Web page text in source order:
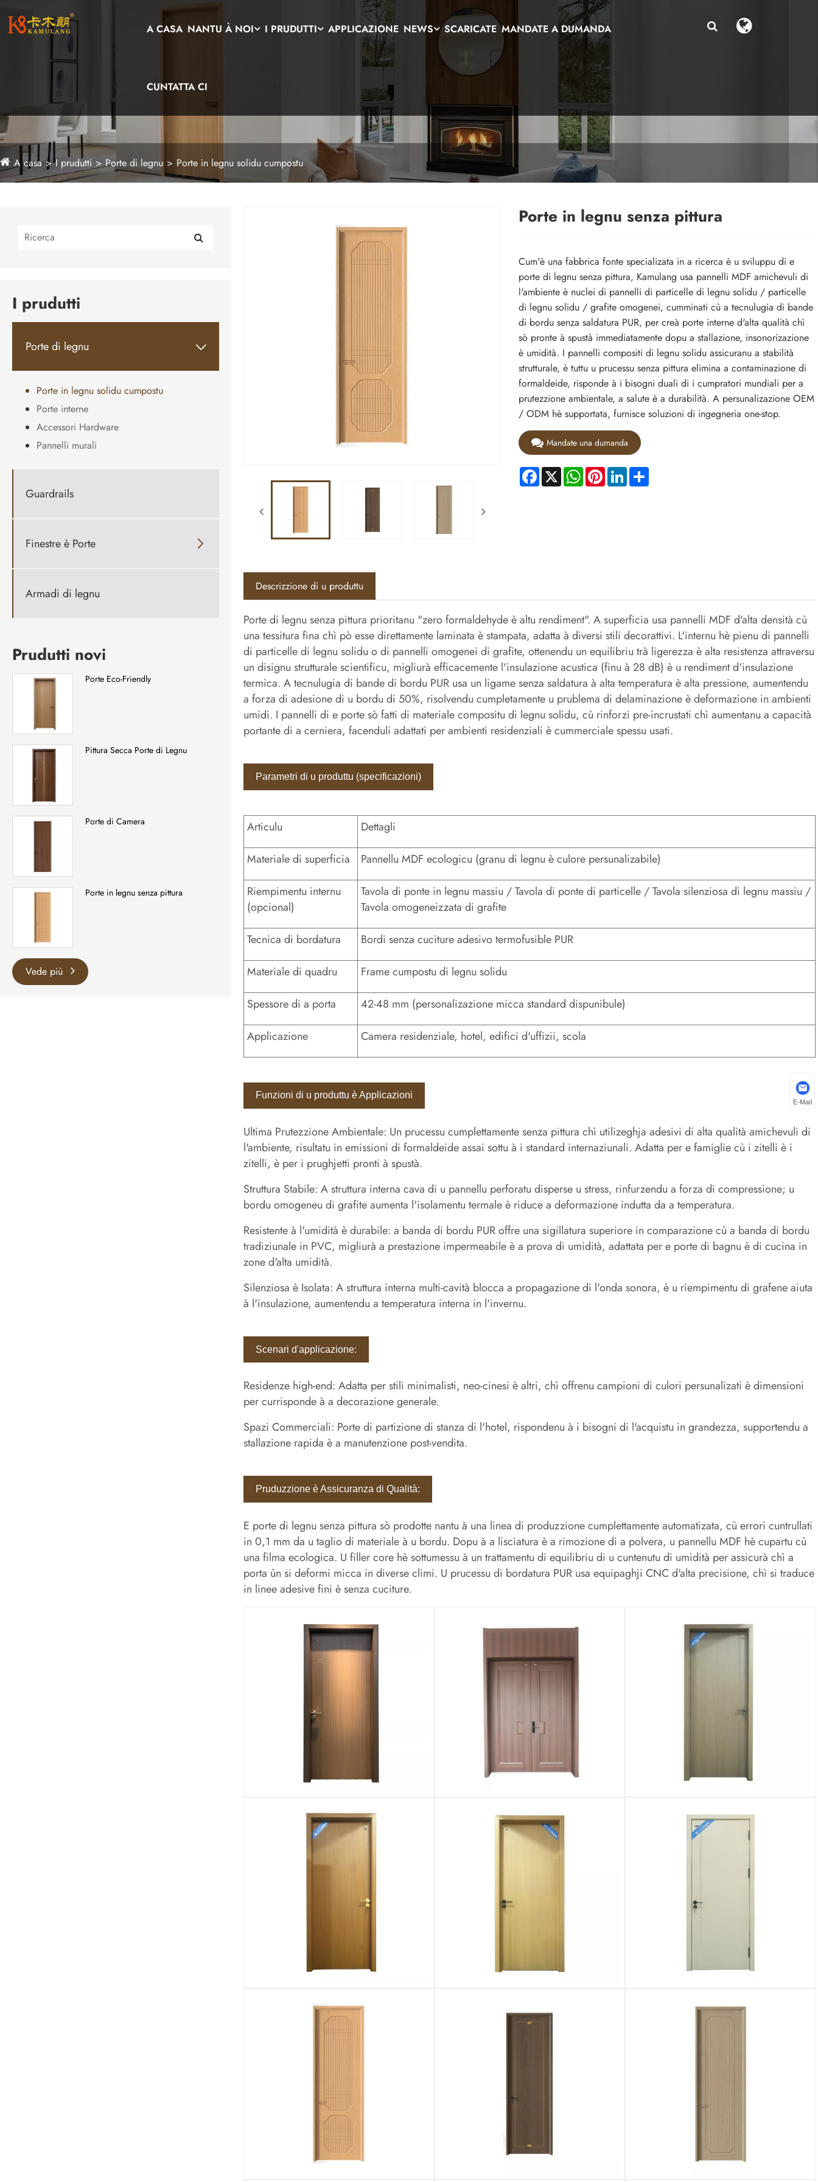
A CASA NANTU À NOI I PRUDUTTI APPLICAZIONE NEWS SCARICATE MANDATE A DUMANDA
CUNTATTA CI
A casa I prudutti Porte di legnu Porte in legnu solidu cumpostu
I prudutti
Porte di legnu 
Porte in legnu solidu cumpostu
Porte interne
Accessori Hardware
Pannelli murali
Guardrails
Finestre è Porte 
Armadi di legnu
Prudutti novi
Porte Eco-Friendly
Pittura Secca Porte di Legnu
Porte di Camera
Porte in legnu senza pittura
Vede più
Porte in legnu senza pittura
Cum'è una fabbrica fonte specializata in a ricerca è u sviluppu di e
porte di legnu senza pittura, Kamulang usa pannelli MDF amichevuli di
l'ambiente è nuclei di pannelli di particelle di legnu solidu / particelle
di legnu solidu / grafite omogenei, cumminati cù a tecnulugia di bande
di bordu senza saldatura PUR, per creà porte interne d'alta qualità chì
sò pronte à spustà immediatamente dopu a stallazione, insonorizazione
è umidità. I pannelli compositi di legnu solidu assicuranu a stabilità
strutturale, è tuttu u prucessu senza pittura elimina a contaminazione di
formaldeide, risponde à i bisogni duali di i cumpratori mundiali per a
prutezzione ambientale, a salute è a durabilità. A persunalizazione OEM
/ ODM hè supportata, furnisce soluzioni di ingegneria one-stop.
Mandate una dumanda
Facebook
X WhatsApp
PinterestLinkedInShare
Descrizzione di u produttu
Porte di legnu senza pittura prioritanu "zero formaldehyde è altu rendiment". A superficia usa pannelli MDF d'alta densità cù
una tessitura fina chì pò esse direttamente laminata è stampata, adatta à diversi stili decorattivi. L'internu hè pienu di pannelli
di particelle di legnu solidu o di pannelli omogenei di grafite, ottenendu un equilibriu trà ligerezza è alta resistenza attraversu
un disignu strutturale scientificu, migliurà efficacemente l'insulazione acustica (finu à 28 dB) è u rendiment d'insulazione
termica. A tecnulugia di bande di bordu PUR usa un ligame senza saldatura à alta temperatura è alta pressione, aumentendu
a forza di adesione di u bordu di 50%, risolvendu cumpletamente u prublema di delaminazione è deformazione in ambienti
umidi. I pannelli di e porte sò fatti di materiale compositu di legnu solidu, cù rinforzi pre-incrustati chì aumentanu a capacità
portante di a cerniera, facenduli adattati per ambienti residenziali è cummerciale spessu usati.
Parametri di u produttu (specificazioni)
Articulu Dettagli
Materiale di superficia Pannellu MDF ecologicu (granu di legnu è culore persunalizabile)
Riempimentu internu
(opcional)
Tavola di ponte in legnu massiu / Tavola di ponte di particelle / Tavola silenziosa di legnu massiu /
Tavola omogeneizzata di grafite
Tecnica di bordatura Bordi senza cuciture adesivo termofusible PUR
Materiale di quadru Frame cumpostu di legnu solidu
Spessore di a porta 42-48 mm (personalizazione micca standard dispunibule)
Applicazione Camera residenziale, hotel, edifici d'uffizii, scola
Funzioni di u produttu è Applicazioni
Ultima Prutezzione Ambientale: Un prucessu cumplettamente senza pittura chì utilizeghja adesivi di alta qualità amichevuli di
l'ambiente, risultatu in emissioni di formaldeide assai sottu à i standard internaziunali. Adatta per e famiglie cù i zitelli è i
zitelli, è per i prughjetti pronti à spustà.
Struttura Stabile: A struttura interna cava di u pannellu perforatu disperse u stress, rinfurzendu a forza di compressione; u
bordu omogeneu di grafite aumenta l'isolamentu termale è riduce a deformazione indutta da a temperatura.
Resistente à l'umidità è durabile: a banda di bordu PUR offre una sigillatura superiore in comparazione cù a banda di bordu
tradiziunale in PVC, migliurà a prestazione impermeabile è a prova di umidità, adattata per e porte di bagnu è di cucina in
zone d'alta umidità.
Silenziosa è Isolata: A struttura interna multi-cavità blocca a propagazione di l'onda sonora, è u riempimentu di grafene aiuta
à l'insulazione, aumentendu a temperatura interna in l'invernu.
Scenari d'applicazione:
Residenze high-end: Adatta per stili minimalisti, neo-cinesi è altri, chì offrenu campioni di culori persunalizati è dimensioni
per currisponde à a decorazione generale.
Spazi Commerciali: Porte di partizione di stanza di l'hotel, rispondenu à i bisogni di l'acquistu in grandezza, supportendu a
stallazione rapida è a manutenzione post-vendita.
Pruduzzione è Assicuranza di Qualità:
E porte di legnu senza pittura sò prodotte nantu à una linea di produzzione cumplettamente automatizata, cù errori cuntrullati
in 0,1 mm da u taglio di materiale à u bordu. Dopu à a lisciatura è a rimozione di a polvera, u pannellu MDF hè cupartu cù
una filma ecologica. U filler core hè sottumessu à un trattamentu di equilibriu di u cuntenutu di umidità per assicurà chì a
porta ùn si deformi micca in diverse climi. U prucessu di bordatura PUR usa equipaghji CNC d'alta precisione, chì si traduce
in linee adesive fini è senza cuciture.
E-Mail